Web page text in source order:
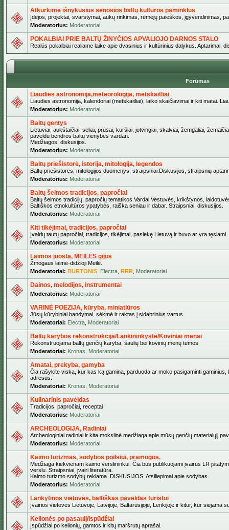
Atkurkime išnykusius senosios baltų kultūros paminklus
Įdėjos, projektai, svarstymai, aukų rinkimas, rėmėjų paieškos, įgyvendinimas,
Moderatorius: Moderatoriai
POKALBIAI PRIE BALTŲ ŽINYČIOS APVALIOJO DARNOS STALO
Realūs pokalbiai realiame laike apie dvasinius ir kultūrinius dalykus. Aptarimai,
Forumas
Liaudies astronomija,meteorologija, metskaitliai
Liaudies astronomija, kalendoriai (metskaitliai), laiko skaičiavimai ir kiti matai.
Moderatorius: Moderatoriai
Baltų gentys
Lietuviai, aukštaičiai, sėliai, prūsai, kuršiai, jotvingiai, skalviai, žemgaliai,
paveldu bendros baltų vienybės vardan.
Medžiagos, diskusijos.
Moderatorius: Moderatoriai
Baltų priešistorė, istorija, mitologija, legendos
Baltų priešistorės, mitologijos duomenys, straipsniai.Diskusijos, straipsnių
Moderatorius: Moderatoriai
Baltų šeimos tradicijos, papročiai
Baltų šeimos tradicijų, papročių tematikos.Vardai.Vestuvės, krikštynos,
Baltiškos etnokultūros ypatybės, raiška seniau ir dabar. Straipsniai, diskusijos.
Moderatorius: Moderatoriai
Kiti tikėjimai, tradicijos, papročiai
Įvairių tautų papročiai, tradicijos, tikėjimai, pasiekę Lietuvą ir buvo ar yra tęsiami.
Moderatorius: Moderatoriai
Laimos juosta, MEILĖS gijos
Žmogaus laimė-didžioji Meilė.
Moderatoriai: BURTONIS Electra RRR Moderatoriai
Dainos, melodijos, instrumentai
Moderatorius: Moderatoriai
VARINĖ POEZIJA, kūryba, miniatiūros
Jūsų kūrybiniai bandymai, sėkmė ir raktas į sidabrinius vartus.
Moderatoriai: Electra Moderatoriai
Baltų karybos rekonstrukcija/Lankininkystė/Koviniai menai
Rekonstruojama baltų genčių karyba, šaulių bei kovinių menų temos
Moderatoriai: Kronas Moderatoriai
Amatai, prekyba, gamyba
Čia rašykite viską, kur kas ką gamina, parduoda ar moko pasigaminti
adresus.
Moderatoriai: Kronas Moderatoriai
Kulinarinis paveldas
Tradicijos, papročiai, receptai
Moderatorius: Moderatoriai
ARCHEOLOGIJA, Radiniai
Archeologiniai radiniai ir kita mokslinė medžiaga apie mūsų genčių materialųjį
Moderatorius: Moderatoriai
Kaimo turizmas, sodybos poilsiui, pramogos.
Medžiaga kiekvienam kaimo verslininkui. Čia bus publikuojami įvairūs LR
verslu. Straipsniai, įvairi literatūra.
Kaimo turizmo sodybų reklama. DISKUSIJOS. Atsiliepimai apie sodybas.
Moderatorius: Moderatoriai
Lankytinos vietovės, baltiškas paveldas turistui
Įvairios vietovės Lietuvoje, Latvijoje, Baltarusijoje, Lenkijoje ir kitur, kur siejama
Kelionės po pasaulį/Ispūdžiai
Įspūdžiai po kelionių, gamtos ir kitų maršrutų aprašai.